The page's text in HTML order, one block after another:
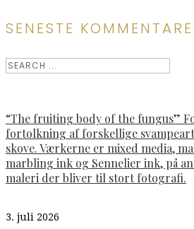
SENESTE
“The fruiting body of the fungus”
fortolkning af forskellige
skove. Værkerne er mixed media,
marbling ink og Sennelier ink, på
maleri der bliver til stort fotografi.
3. juli 2026